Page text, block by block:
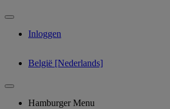
Inloggen
België [Nederlands]
Hamburger Menu